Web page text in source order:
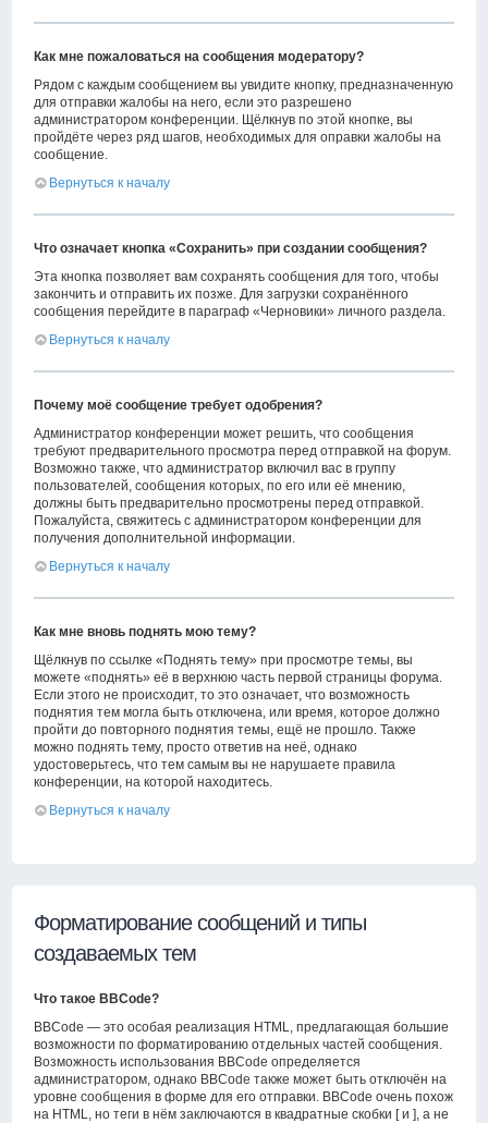
Как мне пожаловаться на сообщения модератору?
Рядом с каждым сообщением вы увидите кнопку, предназначенную
для отправки жалобы на него, если это разрешено
администратором конференции. Щёлкнув по этой кнопке, вы
пройдёте через ряд шагов, необходимых для оправки жалобы на
сообщение.
Вернуться к началу
Что означает кнопка «Сохранить» при создании сообщения?
Эта кнопка позволяет вам сохранять сообщения для того, чтобы
закончить и отправить их позже. Для загрузки сохранённого
сообщения перейдите в параграф «Черновики» личного раздела.
Вернуться к началу
Почему моё сообщение требует одобрения?
Администратор конференции может решить, что сообщения
требуют предварительного просмотра перед отправкой на форум.
Возможно также, что администратор включил вас в группу
пользователей, сообщения которых, по его или её мнению,
должны быть предварительно просмотрены перед отправкой.
Пожалуйста, свяжитесь с администратором конференции для
получения дополнительной информации.
Вернуться к началу
Как мне вновь поднять мою тему?
Щёлкнув по ссылке «Поднять тему» при просмотре темы, вы
можете «поднять» её в верхнюю часть первой страницы форума.
Если этого не происходит, то это означает, что возможность
поднятия тем могла быть отключена, или время, которое должно
пройти до повторного поднятия темы, ещё не прошло. Также
можно поднять тему, просто ответив на неё, однако
удостоверьтесь, что тем самым вы не нарушаете правила
конференции, на которой находитесь.
Вернуться к началу
Форматирование сообщений и типы
создаваемых тем
Что такое BBCode?
BBCode — это особая реализация HTML, предлагающая большие
возможности по форматированию отдельных частей сообщения.
Возможность использования BBCode определяется
администратором, однако BBCode также может быть отключён на
уровне сообщения в форме для его отправки. BBCode очень похож
на HTML, но теги в нём заключаются в квадратные скобки [ и ], а не